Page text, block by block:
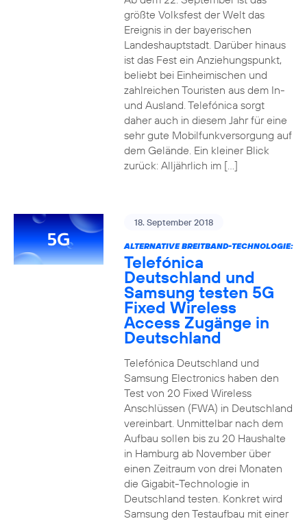
größte Volksfest der Welt das
Ereignis in der bayerischen
Landeshauptstadt. Darüber hinaus
ist das Fest ein Anziehungspunkt,
beliebt bei Einheimischen und
zahlreichen Touristen aus dem In-
und Ausland. Telefónica sorgt
daher auch in diesem Jahr für eine
sehr gute Mobilfunkversorgung auf
dem Gelände. Ein kleiner Blick
zurück: Alljährlich im […]
18. September 2018
ALTERNATIVE BREITBAND-TECHNOLOGIE:
Telefónica
Deutschland und
Samsung testen 5G
Fixed Wireless
Access Zugänge in
Deutschland
Telefónica Deutschland und
Samsung Electronics haben den
Test von 20 Fixed Wireless
Anschlüssen (FWA) in Deutschland
vereinbart. Unmittelbar nach dem
Aufbau sollen bis zu 20 Haushalte
in Hamburg ab November über
einen Zeitraum von drei Monaten
die Gigabit-Technologie in
Deutschland testen. Konkret wird
Samsung den Testaufbau mit einer